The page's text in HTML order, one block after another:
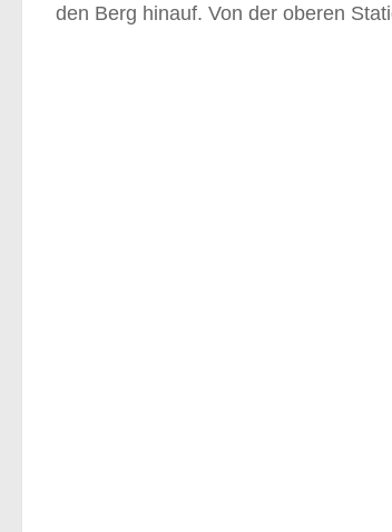
den Berg hinauf. Von der oberen